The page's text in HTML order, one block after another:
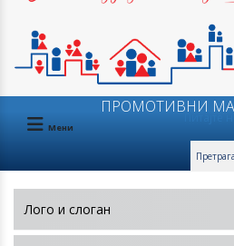
Мени
ПРОМОТИВНИ
Лого и слоган